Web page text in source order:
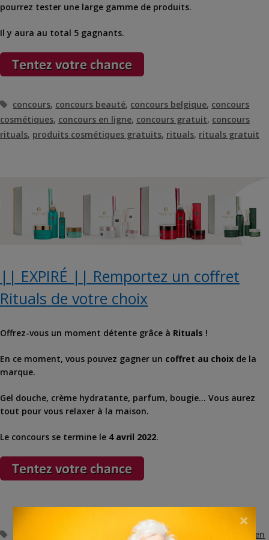
pourrez tester une large gamme de produits.
Il y aura au total 5 gagnants.
Étiquettes
concours, concours beauté, concours belgique, concours
cosmétiques, concours en ligne, concours gratuit, concours
rituals, produits cosmétiques gratuits, rituals, rituals gratuit
|| EXPIRÉ || Remportez un coffret
Rituals de votre choix
Offrez-vous un moment détente grâce à Rituals !
En ce moment, vous pouvez gagner un coffret au choix de la
marque.
Gel douche, crème hydratante, parfum, bougie… Vous aurez
tout pour vous relaxer à la maison.
Le concours se termine le 4 avril 2022.
coffret rituals gratuit,concours concours en
×